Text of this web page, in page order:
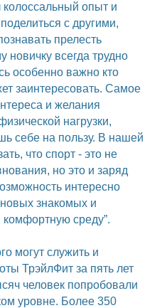
опыт и
с другими,
прелесть
новичку всегда трудно
особенно важно кто
заинтересовать. Самое
и желания
нагрузки,
себе на пользу. В нашей
что спорт - это не
но это и заряд
интересно
новых знакомых и
комфортную среду”.
могут служить и
ТрэйлФит за пять лет
человек попробовали
уровне. Более 350